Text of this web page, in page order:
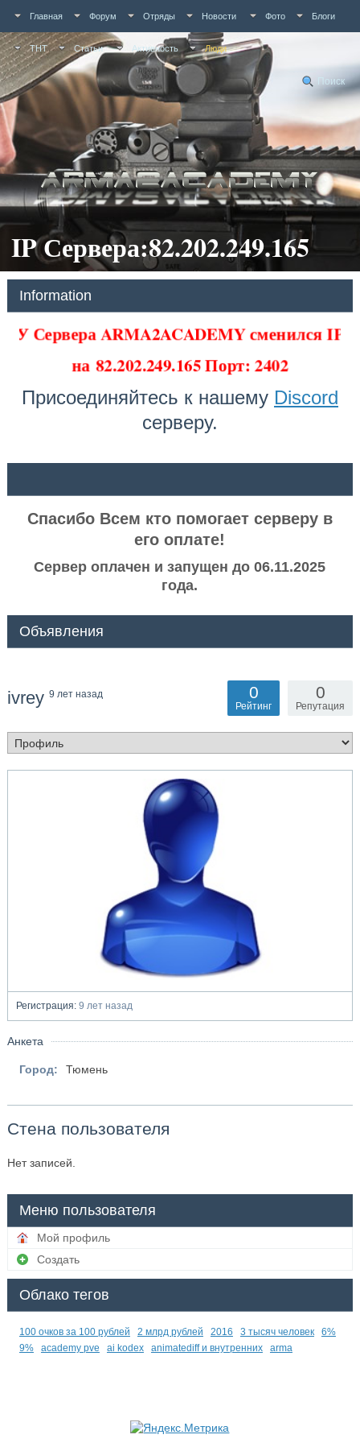
Главная Форум Отряды Новости Фото Блоги
ТНТ Статьи Активность Люди
Поиск
IP Сервера:82.202.249.165
Information
У Сервера ARMA2ACADEMY сменился IP
на82.202.249.165 Порт: 2402
Присоединяйтесь к нашему Discord
серверу.
Спасибо Всем кто помогает серверу в
его оплате!
Сервер оплачен и запущен до 06.11.2025
года.
Объявления
ivrey 9 лет назад 0
Репутация
0
Рейтинг
Регистрация:9 лет назад
Анкета
Город: Тюмень
Стена пользователя
Нет записей.
Меню пользователя
Мой профиль
Создать
Облако тегов
100 очков за 100 рублей 2 млрд рублей 2016 3 тысяч человек
6%
9%
academy pve ai kodex animatediff и внутренних arma